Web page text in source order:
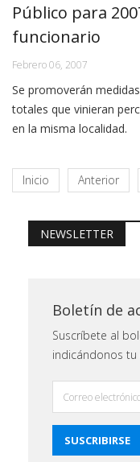
Público para
funcionario
Febrero 06, 2007
Se promoverán
totales que vinieran
en la misma localidad.
Inicio Anterior
NEWSLETTER
Boletín de
Suscríbete al
indicándonos